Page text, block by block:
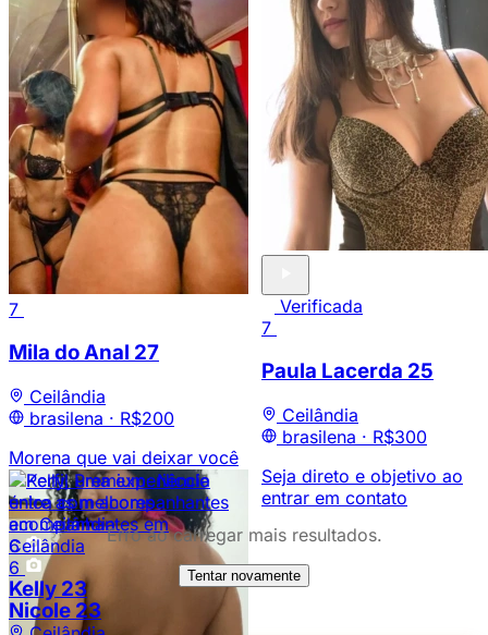
Verificada
7
Paula Lacerda 25
Ceilândia
brasilena · R$300
Seja direto e objetivo ao
entrar em contato
7
Mila do Anal 27
Ceilândia
brasilena · R$200
Morena que vai deixar você
apaixonado. Boca quente e
macia.
Verificada
4
Bianca28
7
Waleska
6
Kelly 23
6
Nicole 23
Erro ao carregar mais resultados.
Tentar novamente